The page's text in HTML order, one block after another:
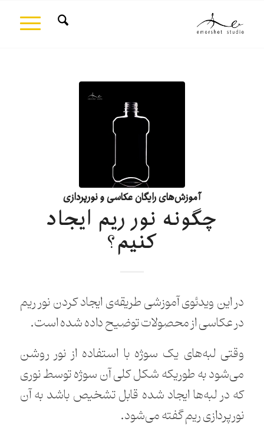
آموزش‌های رایگان عکاسی و نورپردازی
چگونه نور ریم ایجاد
کنیم؟
در این ویدئوی آموزشی طریقه‌ی ایجاد کردن نور ریم
در عکاسی از محصولات توضیح داده شده است.
وقتی لبه‌های یک سوژه با استفاده از نور روشن
می‌شود به طوریکه شکل کلی آن سوژه توسط نوری
که در لبه‌ها ایجاد شده قابل تشخیص باشد به آن
نورپردازی ریم گفته می‌شود.